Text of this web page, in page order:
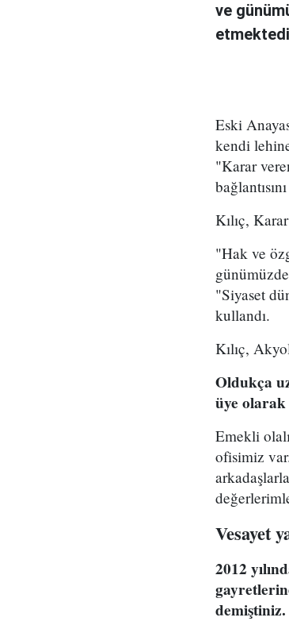
ve
Eski
kendi
"Karar
Kılıç,
"Hak ve
"Siyaset
kullandı.
Kılıç,
Oldukça
üye olarak
Emekli
ofisimiz
Vesayet
2012
demiştiniz.